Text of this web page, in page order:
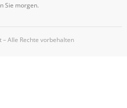
Sie morgen.
Alle Rechte vorbehalten